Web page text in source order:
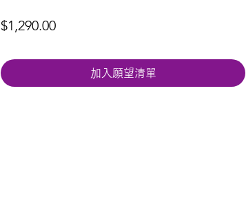
$1,290.00價
加入願望清單